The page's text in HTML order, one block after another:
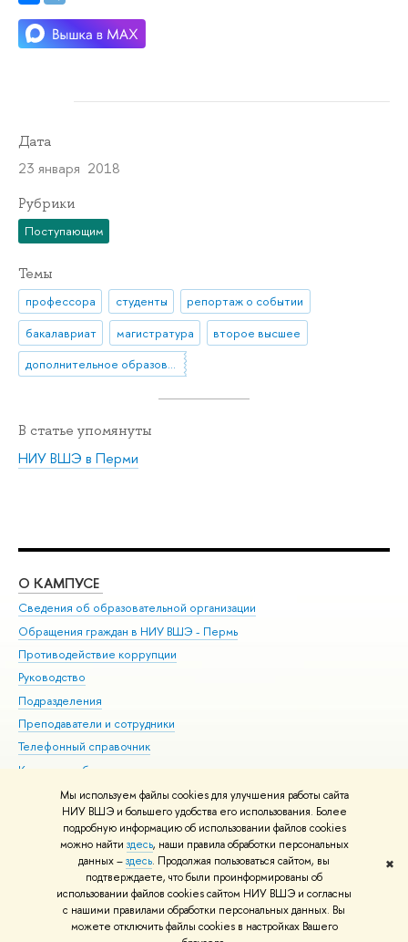
Мы используем файлы cookies для улучшения работы сайта
НИУ ВШЭ и большего удобства его использования. Более
подробную информацию об использовании файлов cookies
можно найти здесь, наши правила обработки персональных
данных –здесь. Продолжая пользоваться сайтом, вы
подтверждаете, что были проинформированы об
использовании файлов cookies сайтом НИУ ВШЭ и согласны
с нашими правилами обработки персональных данных. Вы
можете отключить файлы cookies в настройках Вашего
✖
Дата
23 января 2018
Рубрики
Поступающим
Темы
профессора студенты
репортаж о событии
бакалавриат
магистратура
второе высшее
дополнительное образование
В статье упомянуты
НИУ ВШЭ в Перми
О КАМПУСЕ
Сведения об образовательной организации
Обращения граждан в НИУ ВШЭ - Пермь
Противодействие коррупции
Руководство
Подразделения
Преподаватели и сотрудники
Телефонный справочник
Корпуса и общежития
ВШЭ для студентов с ограниченными возможностями
здоровья и инвалидностью
Единая платежная страница
© НИУ ВШЭ 1993–2026 Условия использования материалов Адреса
и контакты Карта сайта
Шрифты HSE Sans и HSE Slab разработаны вШколе дизайна НИУ ВШЭ